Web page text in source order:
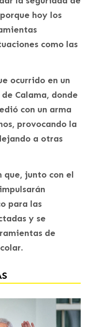
hoy los
como las
ocurrido en un
Calama, donde
con un arma
provocando la
a otras
que, junto con el
para las
y se
de